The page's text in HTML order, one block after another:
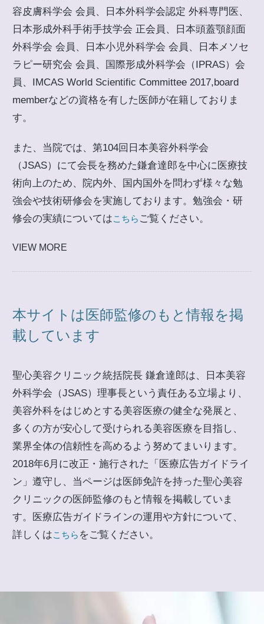
容皮膚科学会 会員、日本外科学会認定 外科専門医、
日本形成外科手術手技学会 正会員、日本頭蓋顎顔面
外科学会 会員、日本小児外科学会 会員、日本メソセ
ラピー研究会 会員、国際形成外科学会（IPRAS）会
員、IMCAS World Scientific Committee 2017,board
memberなどの資格を有した医師が在籍しておりま
す。
また、当院では、第104回日本美容外科学会
（JSAS）にて会長を務めた鎌倉達郎を中心に医療技
術向上のため、院内外、国内国外を問わず様々な勉
強会や技術研修会を実施しております。勉強会・研
修会の実績についてはこちら ご覧ください。
VIEW MORE
本サイトは医師監修のもと情報を掲
載しています
聖心美容クリニック統括院長 鎌倉達郎は、日本美容
外科学会（JSAS）理事長という責任ある立場より、
美容外科をはじめとする美容医療の健全な発展と、
多くの方が安心して受けられる美容医療を目指し、
業界全体の信頼性を高めるよう努めてまいります。
2018年6月に改正・施行された「医療広告ガイドライ
ン」遵守し、当ページは医師免許を持った聖心美容
クリニックの医師監修のもと情報を掲載していま
す。医療広告ガイドラインの運用や方針について、
詳しくはこちら をご覧ください。